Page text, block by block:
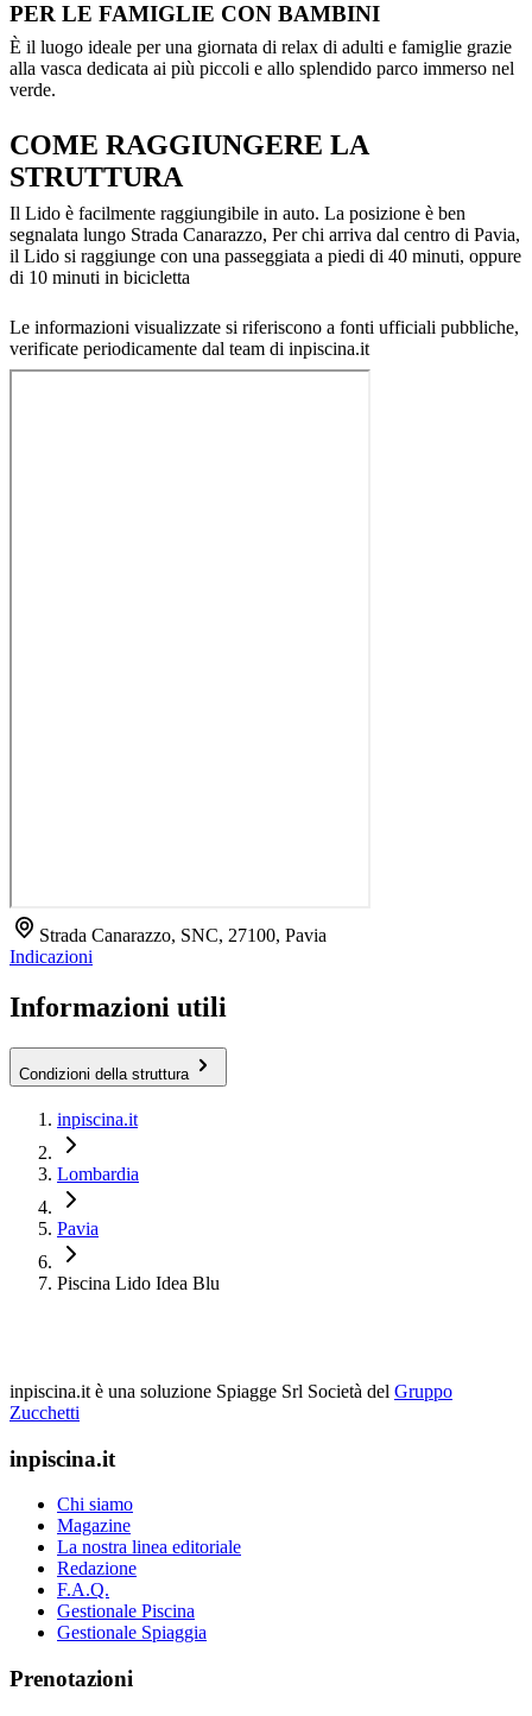
PER LE FAMIGLIE CON BAMBINI
È il luogo ideale per una giornata di relax di adulti e famiglie grazie
alla vasca dedicata ai più piccoli e allo splendido parco immerso nel
verde.
COME RAGGIUNGERE LA
STRUTTURA
Il Lido è facilmente raggiungibile in auto. La posizione è ben
segnalata lungo Strada Canarazzo, Per chi arriva dal centro di Pavia,
il Lido si raggiunge con una passeggiata a piedi di 40 minuti, oppure
di 10 minuti in bicicletta
Le informazioni visualizzate si riferiscono a fonti ufficiali pubbliche,
verificate periodicamente dal team di inpiscina.it
Strada Canarazzo, SNC, 27100, Pavia
Indicazioni
Informazioni utili
Condizioni della struttura
inpiscina.it
Lombardia
Pavia
Piscina Lido Idea Blu
inpiscina.it è una soluzione Spiagge Srl Società del Gruppo
Zucchetti
inpiscina.it
Chi siamo
Magazine
La nostra linea editoriale
Redazione
F.A.Q.
Gestionale Piscina
Gestionale Spiaggia
Prenotazioni